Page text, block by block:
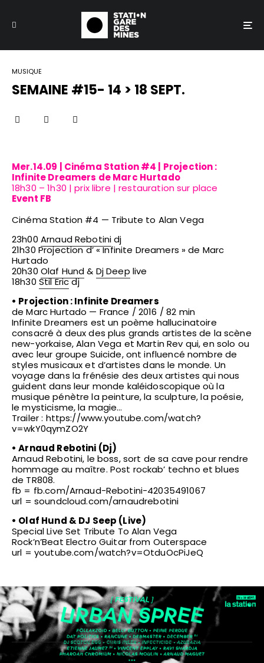
MUSIQUE
SEMAINE #15- 14 > 18 SEPT.
Mer.14.09 | Cinéma Station #4 | Projection :
Infinite Dreamers de Marc Hurtado
18h30 – 1h30 | prix libre | restauration sur place
Event FB
Cinéma Station #4 — Tribute to Alan Vega
23h00 Arnaud Rebotinidj
21h30 Projection d’ « Infinite Dreamers » de Marc
Hurtado
20h30 Olaf Hund& Dj Deep live
18h30 Stil Ericdj
• Projection : Infinite Dreamers
de Marc Hurtado — France / 2016 / 82 min
Infinite Dreamers est un poème hallucinatoire
consacré à deux des plus grands artistes de la scène
new-yorkaise, Alan Vega et Martin Rev qui, en solo ou
avec leur groupe Suicide, ont influencé nombre de
styles musicaux et d’artistes dans le monde. Un
voyage dans la frénésie des deux artistes qui nous
guident dans leur monde kaléidoscopique où la
musique pénètre la peinture, la sculpture, la poésie,
le mysticisme, la magie…
Trailer : https://www.youtube.com/watch?
v=wkY0qymZO2Y
• Arnaud Rebotini (Dj)
Arnaud Rebotini, le boss, sort de sa cave pour rendre
hommage au maître. Post rockab’ techno et blues
de TR808.
fb = fb.com/Arnaud-Rebotini-42035491067
url = soundcloud.com/arnaudrebotini
• Olaf Hund & DJ Seep (Live)
Special Live Set Tribute To Alan Vega
Rock’n’Beat Electro Guitar from Outerspace
url = youtube.com/watch?v=OtduOcPiJeQ